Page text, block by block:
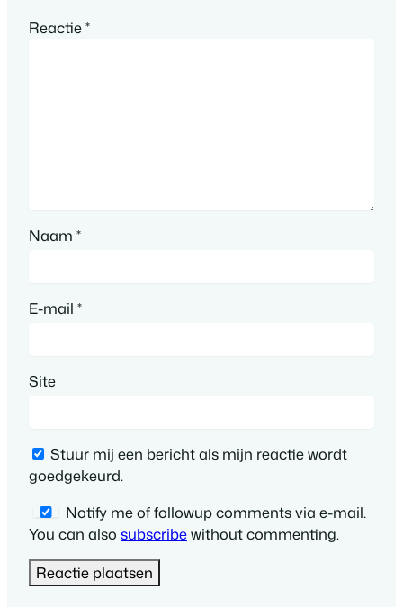
Reactie*
Naam *
E-mail *
Site
Stuur mij een bericht als mijn reactie wordt
goedgekeurd.
Notify me of followup comments via e-mail.
You can also subscribewithout commenting.